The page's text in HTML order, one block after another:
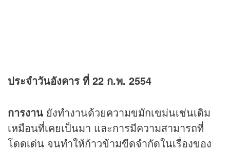
ประจำวันอังคาร ที่ 22 ก.พ. 2554
การงาน ยังทำงานด้วยความขมักเขม่นเช่นเดิม
เหมือนที่เคยเป็นมา และการมีความสามารถที่
โดดเด่น จนทำให้ก้าวข้ามขีดจำกัดในเรื่องของ